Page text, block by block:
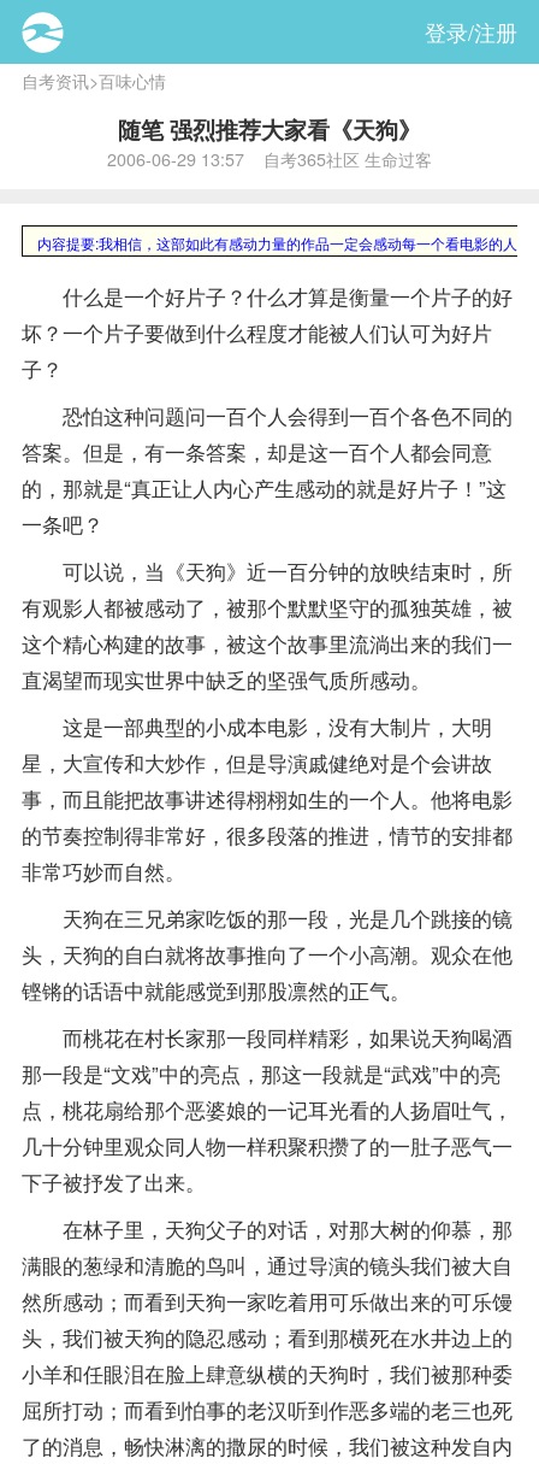
登录/注册
自考资讯>百味心情
随笔 强烈推荐大家看《天狗》
2006-06-29 13:57 自考365社区 生命过客
内容提要:我相信，这部如此有感动力量的作品一定会感动每一个看电影的人。
什么是一个好片子？什么才算是衡量一个片子的好
坏？一个片子要做到什么程度才能被人们认可为好片
子？
恐怕这种问题问一百个人会得到一百个各色不同的
答案。但是，有一条答案，却是这一百个人都会同意
的，那就是“真正让人内心产生感动的就是好片子！”这
一条吧？
可以说，当《天狗》近一百分钟的放映结束时，所
有观影人都被感动了，被那个默默坚守的孤独英雄，被
这个精心构建的故事，被这个故事里流淌出来的我们一
直渴望而现实世界中缺乏的坚强气质所感动。
这是一部典型的小成本电影，没有大制片，大明
星，大宣传和大炒作，但是导演戚健绝对是个会讲故
事，而且能把故事讲述得栩栩如生的一个人。他将电影
的节奏控制得非常好，很多段落的推进，情节的安排都
非常巧妙而自然。
天狗在三兄弟家吃饭的那一段，光是几个跳接的镜
头，天狗的自白就将故事推向了一个小高潮。观众在他
铿锵的话语中就能感觉到那股凛然的正气。
而桃花在村长家那一段同样精彩，如果说天狗喝酒
那一段是“文戏”中的亮点，那这一段就是“武戏”中的亮
点，桃花扇给那个恶婆娘的一记耳光看的人扬眉吐气，
几十分钟里观众同人物一样积聚积攒了的一肚子恶气一
下子被抒发了出来。
在林子里，天狗父子的对话，对那大树的仰慕，那
满眼的葱绿和清脆的鸟叫，通过导演的镜头我们被大自
然所感动；而看到天狗一家吃着用可乐做出来的可乐馒
头，我们被天狗的隐忍感动；看到那横死在水井边上的
小羊和任眼泪在脸上肆意纵横的天狗时，我们被那种委
屈所打动；而看到怕事的老汉听到作恶多端的老三也死
了的消息，畅快淋漓的撒尿的时候，我们被这种发自内